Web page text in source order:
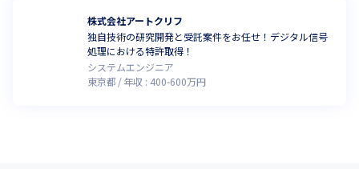
株式会社アートクリフ
独自技術の研究開発と受託案件をお任せ！デジタル信号
処理における特許取得！
システムエンジニア
東京都
年収 : 400-600万円